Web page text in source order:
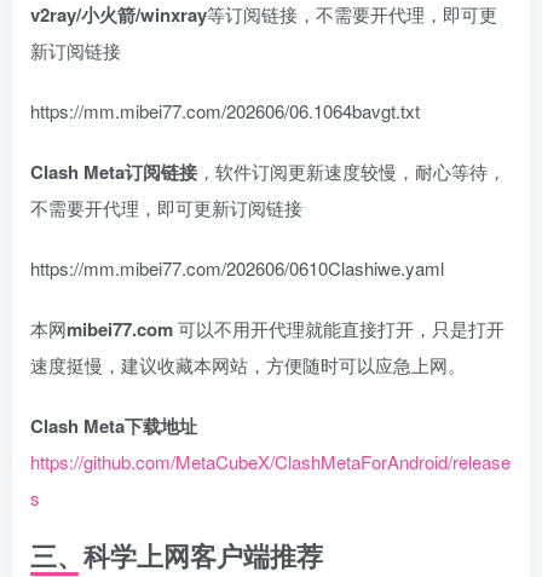
v2ray/小火箭/winxray等订阅链接，不需要开代理，即可更
新订阅链接
https://mm.mibei77.com/202606/06.1064bavgt.txt
Clash Meta订阅链接 ，软件订阅更新速度较慢，耐心等待，
不需要开代理，即可更新订阅链接
https://mm.mibei77.com/202606/0610Clashiwe.yaml
本网mibei77.com可以不用开代理就能直接打开，只是打开
速度挺慢，建议收藏本网站，方便随时可以应急上网。
Clash Meta下载地址
https://github.com/MetaCubeX/ClashMetaForAndroid/release
s
三、科学上网客户端推荐